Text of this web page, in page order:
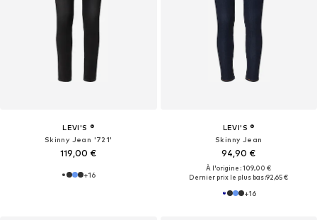
LEVI'S ®
Skinny Jean '721'
119,00 €
+16
LEVI'S ®
Skinny Jean
94,90 €
À l'origine : 109,00 €
Dernier prix le plus bas :92,65 €
+16